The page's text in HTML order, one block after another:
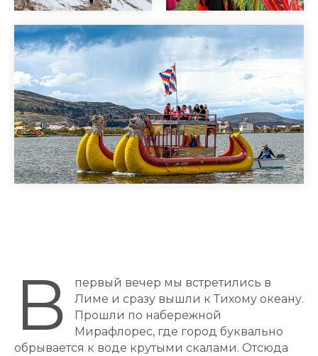
В
первый вечер мы встретились в
Лиме и сразу вышли к Тихому океану.
Прошли по набережной
Мирафлорес, где город буквально
обрывается к воде крутыми скалами. Отсюда